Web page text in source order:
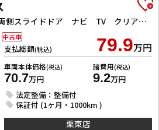
S ETC バックカメラ 両側スライドドア ナビ TV クリアランスソナー 衝突被害軽減システム キーレスエントリー アイドリングストップ 電動格納ミラー ベンチシート CVT ABS
支払総額(税込) 79.9万円
車両本体価格(税込)
70.7万円
諸費用(税込)
9.2万円
法定整備：整備付
保証付 (1ヶ月・1000km )
中古車
栗東店